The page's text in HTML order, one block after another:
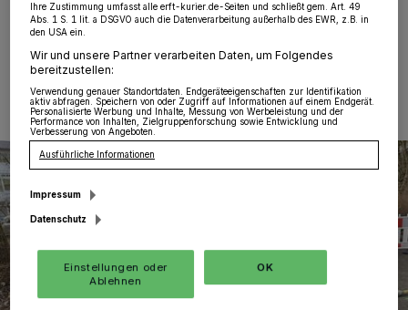
27.02.2023 , 11:17 Uhr Eine Minute Lesezeit
Ihre Zustimmung umfasst alle erft-kurier.de-Seiten und schließt gem. Art. 49
Abs. 1 S. 1 lit. a DSGVO auch die Datenverarbeitung außerhalb des EWR, z.B. in
den USA ein.
Wir und unsere Partner verarbeiten Daten, um Folgendes
bereitzustellen:
Verwendung genauer Standortdaten. Endgeräteeigenschaften zur Identifikation
aktiv abfragen. Speichern von oder Zugriff auf Informationen auf einem Endgerät.
Personalisierte Werbung und Inhalte, Messung von Werbeleistung und der
Performance von Inhalten, Zielgruppenforschung sowie Entwicklung und
Verbesserung von Angeboten.
Ausführliche Informationen
Impressum
Datenschutz
Einstellungen oder
Ablehnen
OK